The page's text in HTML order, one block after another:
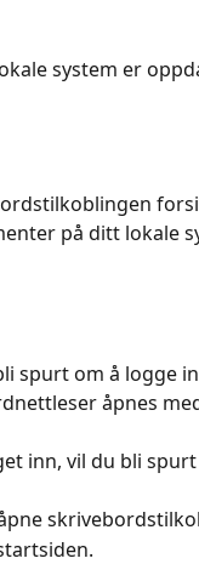
system er
på ditt lokale
spurt om å logge
åpnes
inn, vil du bli